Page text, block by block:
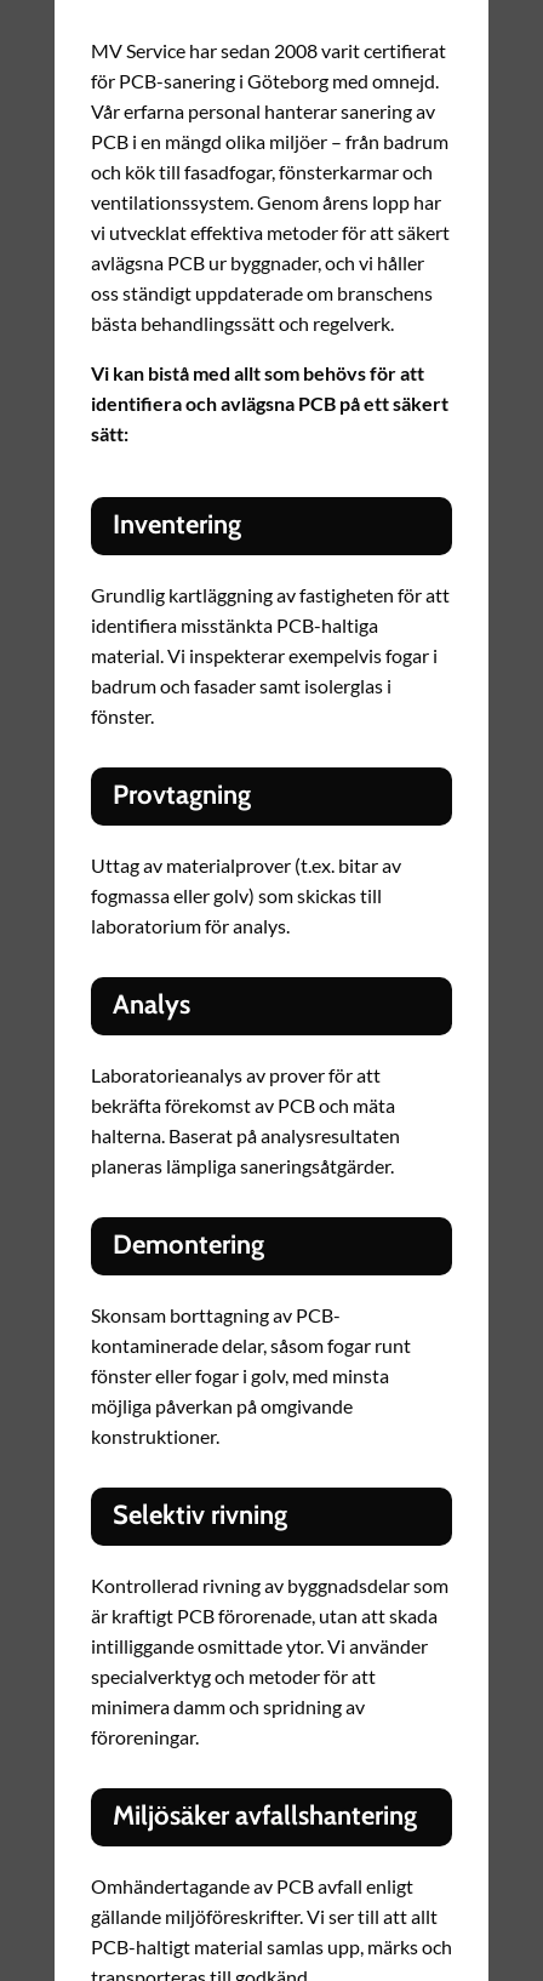
MV Service har sedan 2008 varit certifierat
för PCB-sanering i Göteborg med omnejd.
Vår erfarna personal hanterar sanering av
PCB i en mängd olika miljöer – från badrum
och kök till fasadfogar, fönsterkarmar och
ventilationssystem. Genom årens lopp har
vi utvecklat effektiva metoder för att säkert
avlägsna PCB ur byggnader, och vi håller
oss ständigt uppdaterade om branschens
bästa behandlingssätt och regelverk.
Vi kan bistå med allt som behövs för att
identifiera och avlägsna PCB på ett säkert
sätt:
Inventering
Grundlig kartläggning av fastigheten för att
identifiera misstänkta PCB-haltiga
material. Vi inspekterar exempelvis fogar i
badrum och fasader samt isolerglas i
fönster.
Provtagning
Uttag av materialprover (t.ex. bitar av
fogmassa eller golv) som skickas till
laboratorium för analys.
Analys
Laboratorieanalys av prover för att
bekräfta förekomst av PCB och mäta
halterna. Baserat på analysresultaten
planeras lämpliga saneringsåtgärder.
Demontering
Skonsam borttagning av PCB-
kontaminerade delar, såsom fogar runt
fönster eller fogar i golv, med minsta
möjliga påverkan på omgivande
konstruktioner.
Selektiv rivning
Kontrollerad rivning av byggnadsdelar som
är kraftigt PCB förorenade, utan att skada
intilliggande osmittade ytor. Vi använder
specialverktyg och metoder för att
minimera damm och spridning av
föroreningar.
Miljösäker avfallshantering
Omhändertagande av PCB avfall enligt
gällande miljöföreskrifter. Vi ser till att allt
PCB-haltigt material samlas upp, märks och